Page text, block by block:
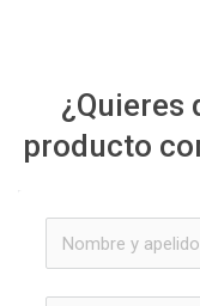
¿Quieres
producto